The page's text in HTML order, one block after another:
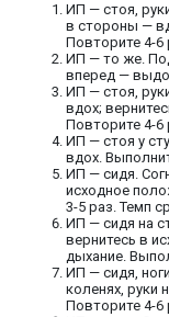
ИП — стоя,
в стороны —
Повторите 4-6
ИП — то же.
вперед —
ИП — стоя,
вдох;
Повторите 4-6
ИП — стоя у
вдох.
ИП — сидя.
исходное
3-5 раз. Темп
ИП — сидя на
вернитесь в
дыхание.
ИП — сидя,
коленях, руки
Повторите 4-6